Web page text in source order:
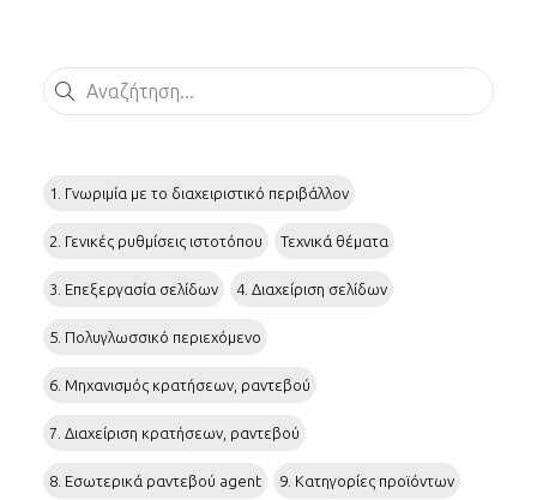
Αναζήτηση
1. Γνωριμία με το διαχειριστικό περιβάλλον
2. Γενικές ρυθμίσεις ιστοτόπου Τεχνικά θέματα
3. Επεξεργασία σελίδων 4. Διαχείριση σελίδων
5. Πολυγλωσσικό περιεχόμενο
6. Μηχανισμός κρατήσεων, ραντεβού
7. Διαχείριση κρατήσεων, ραντεβού
8. Εσωτερικά ραντεβού agent 9. Κατηγορίες προϊόντων